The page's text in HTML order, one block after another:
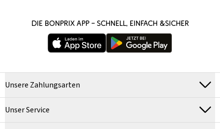
DIE BONPRIX APP – SCHNELL, EINFACH &SICHER
Unsere Zahlungsarten
Unser Service